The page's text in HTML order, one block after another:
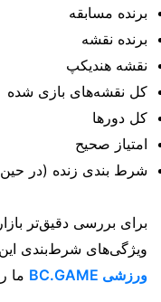
برنده مسابقه
برنده نقشه
نقشه هندیکپ
کل نقشه‌های بازی شده
کل دورها
امتیاز صحیح
شرط بندی زنده (در
برای بررسی دقیق‌تر
ویژگی‌های شرط‌بندی این
ورزشی BC.GAME
ما